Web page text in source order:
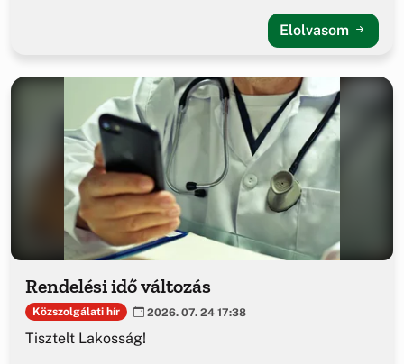
Elolvasom
Rendelési idő változás
Közszolgálati hír 2026. 07. 24 17:38
Tisztelt Lakosság!